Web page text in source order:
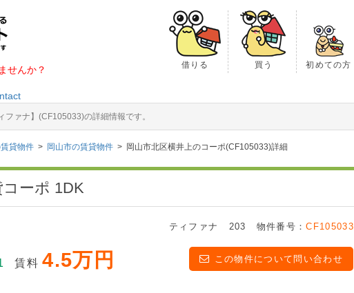
せんか？
借りる 買う 初めての方
ァナ】(CF105033)の詳細情報です。
貸物件 岡山市の賃貸物件 岡山市北区横井上のコーポ(CF105033)詳細
ーポ 1DK
ティファナ 203 物件番号：CF105033
賃料4.5万円 この物件について問い合わせ